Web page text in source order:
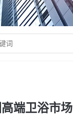
端卫浴市场